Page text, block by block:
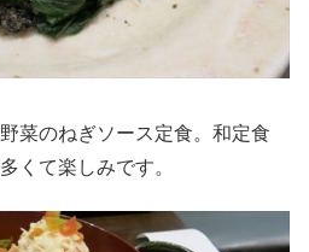
菜のねぎソース定食。和定食
くて楽しみです。